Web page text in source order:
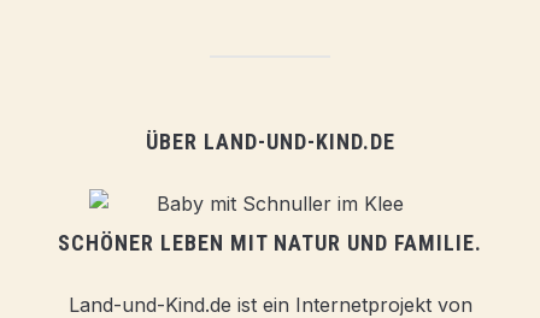
ÜBER LAND-UND-KIND.DE
SCHÖNER LEBEN MIT NATUR UND FAMILIE.
Land-und-Kind.de ist ein Internetprojekt von